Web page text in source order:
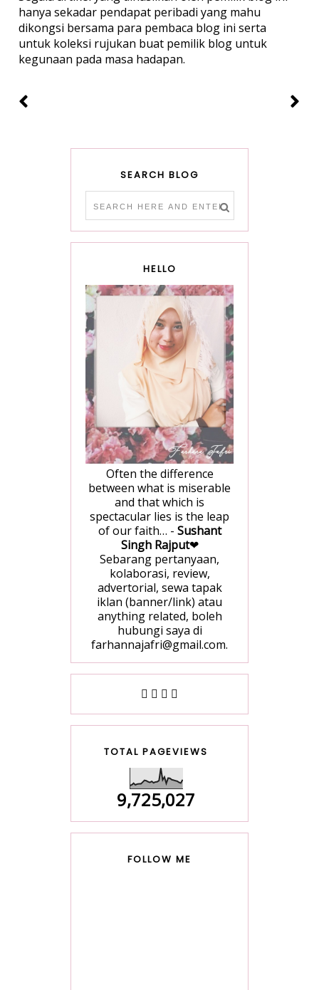
hanya sekadar pendapat peribadi yang mahu
dikongsi bersama para pembaca blog ini serta
untuk koleksi rujukan buat pemilik blog untuk
kegunaan pada masa hadapan.
SEARCH BLOG
HELLO
Often the difference
between what is miserable
and that which is
spectacular lies is the leap
of our faith… - Sushant
Singh Rajput❤
Sebarang pertanyaan,
kolaborasi, review,
advertorial, sewa tapak
iklan (banner/link) atau
anything related, boleh
hubungi saya di
farhannajafri@gmail.com.
TOTAL PAGEVIEWS
9,725,027
FOLLOW ME